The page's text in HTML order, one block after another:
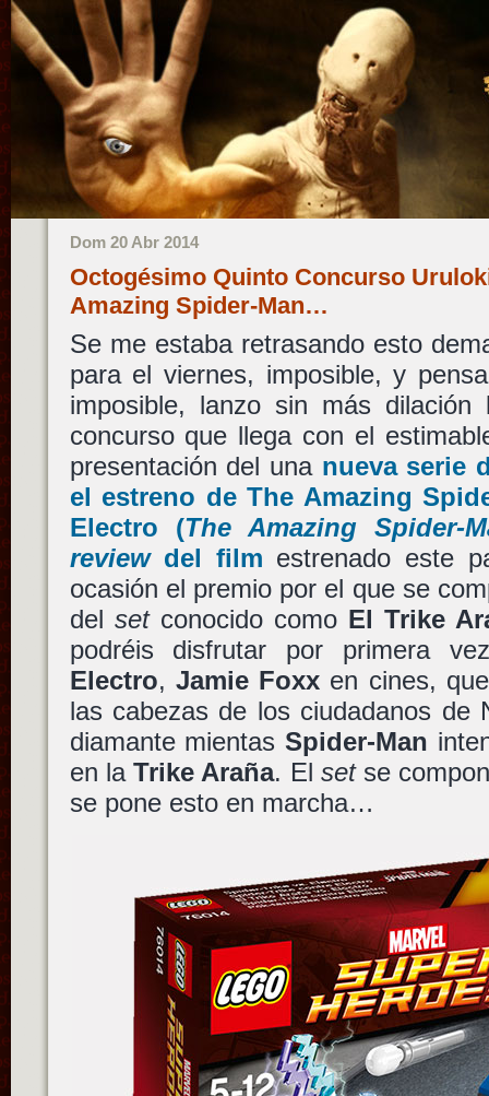
Dom 20 Abr 2014
Octogésimo Quinto Concurso
Amazing Spider-Man…
Se me estaba retrasando esto
para el viernes, imposible, y
imposible, lanzo sin más dilación
concurso que llega con el
presentación del una nueva serie
el estreno deThe Amazing
Electro (The Amazing Spider-
reviewdel film estrenado este
ocasión el premio por el que se
del setconocido como El Trike
podréis disfrutar por primera
Electro, Jamie Foxx en cines,
las cabezas de los ciudadanos de
diamante mientasSpider-Man
en laTrike Araña. El setse
se pone esto en marcha…